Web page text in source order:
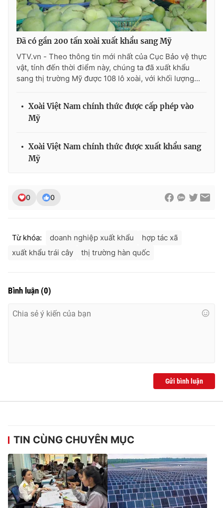
Ðiện thoại Thời báo VTV:024.66 897 897
Email:toasoan@vtv.vn
Liên hệ quảng cáo:024-7300.7108
thông tin từ website này.
Đã có gần 200 tấn xoài xuất khẩu sang Mỹ
VTV.vn - Theo thông tin mới nhất của Cục Bảo vệ thực
vật, tính đến thời điểm này, chúng ta đã xuất khẩu
sang thị trường Mỹ được 108 lô xoài, với khối lượng...
Xoài Việt Nam chính thức được cấp phép vào
Mỹ
Xoài Việt Nam chính thức được xuất khẩu sang
Mỹ
0 0
Từ khóa: doanh nghiệp xuất khẩu
hợp tác xã
xuất khẩu trái cây
thị trường hàn quốc
Bình luận (0)
Gửi bình luận
TIN CÙNG CHUYÊN MỤC